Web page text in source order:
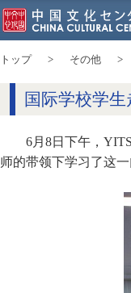
トップ その他
国际学校学
6月8日下午，
师的带领下学习了这